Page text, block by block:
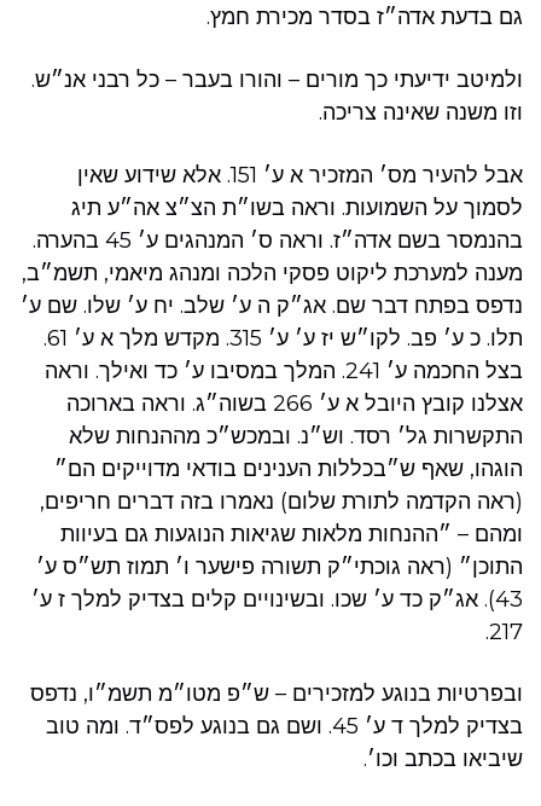
גם בדעת אדה״ז בסדר מכירת חמץ.
ולמיטב ידיעתי כך מורים – והורו בעבר – כל רבני אנ״ש.
וזו משנה שאינה צריכה.
אבל להעיר מס׳ המזכיר א ע׳ 151. אלא שידוע שאין
לסמוך על השמועות. וראה בשו״ת הצ״צ אה״ע תיג
בהנמסר בשם אדה״ז. וראה ס׳ המנהגים ע׳ 45 בהערה.
מענה למערכת ליקוט פסקי הלכה ומנהג מיאמי, תשמ״ב,
נדפס בפתח דבר שם. אג״ק ה ע׳ שלב. יח ע׳ שלו. שם ע׳
תלו. כ ע׳ פב. לקו״ש יז ע׳ ע׳ 315. מקדש מלך א ע׳ 61.
בצל החכמה ע׳ 241. המלך במסיבו ע׳ כד ואילך. וראה
אצלנו קובץ היובל א ע׳ 266 בשוה״ג. וראה בארוכה
התקשרות גל׳ רסד. וש״נ. ובמכש״כ מההנחות שלא
הוגהו, שאף ש״בכללות הענינים בודאי מדוייקים הם״
(ראה הקדמה לתורת שלום) נאמרו בזה דברים חריפים,
ומהם – ״ההנחות מלאות שגיאות הנוגעות גם בעיוות
התוכן״ (ראה גוכתי״ק תשורה פישער ו׳ תמוז תש״ס ע׳
43). אג״ק כד ע׳ שכו. ובשינויים קלים בצדיק למלך ז ע׳
217.
ובפרטיות בנוגע למזכירים – ש״פ מטו״מ תשמ״ו, נדפס
בצדיק למלך ד ע׳ 45. ושם גם בנוגע לפס״ד. ומה טוב
שיביאו בכתב וכו׳.